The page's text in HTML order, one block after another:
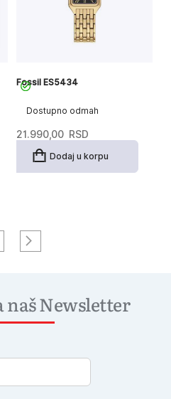
Dostupno odmah
Fossil ES5434
21.990,00 RSD
Dodaj u korpu
naš Newsletter